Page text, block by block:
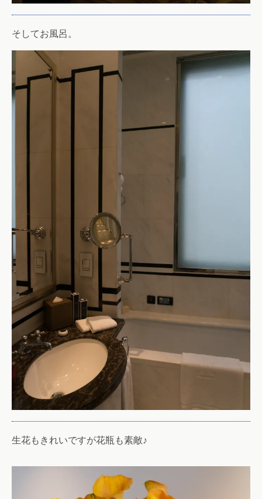
そしてお風呂。
生花もきれいですが花瓶も素敵♪